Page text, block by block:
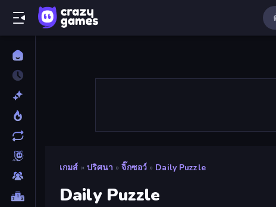
เกมส์ » ปริศนา » จิ๊กซอว์ » Daily Puzzle
Daily Puzzle